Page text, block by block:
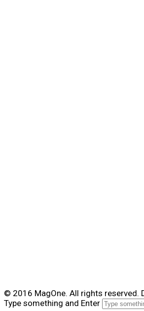
© 2016 MagOne. All rights reserved.
Type something and Enter